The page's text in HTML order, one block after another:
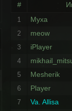
#
1 Myxa
2 meow
3 iPlayer
4
5 Mesherik
6 Player
7 Va. Allisa